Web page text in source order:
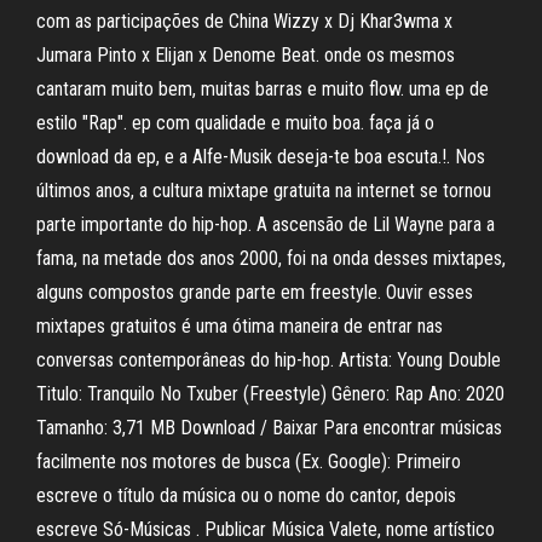
com as participações de China Wizzy x Dj Khar3wma x
Jumara Pinto x Elijan x Denome Beat. onde os mesmos
cantaram muito bem, muitas barras e muito flow. uma ep de
estilo "Rap". ep com qualidade e muito boa. faça já o
download da ep, e a Alfe-Musik deseja-te boa escuta.!. Nos
últimos anos, a cultura mixtape gratuita na internet se tornou
parte importante do hip-hop. A ascensão de Lil Wayne para a
fama, na metade dos anos 2000, foi na onda desses mixtapes,
alguns compostos grande parte em freestyle. Ouvir esses
mixtapes gratuitos é uma ótima maneira de entrar nas
conversas contemporâneas do hip-hop. Artista: Young Double
Titulo: Tranquilo No Txuber (Freestyle) Gênero: Rap Ano: 2020
Tamanho: 3,71 MB Download / Baixar Para encontrar músicas
facilmente nos motores de busca (Ex. Google): Primeiro
escreve o título da música ou o nome do cantor, depois
escreve Só-Músicas . Publicar Música Valete, nome artístico